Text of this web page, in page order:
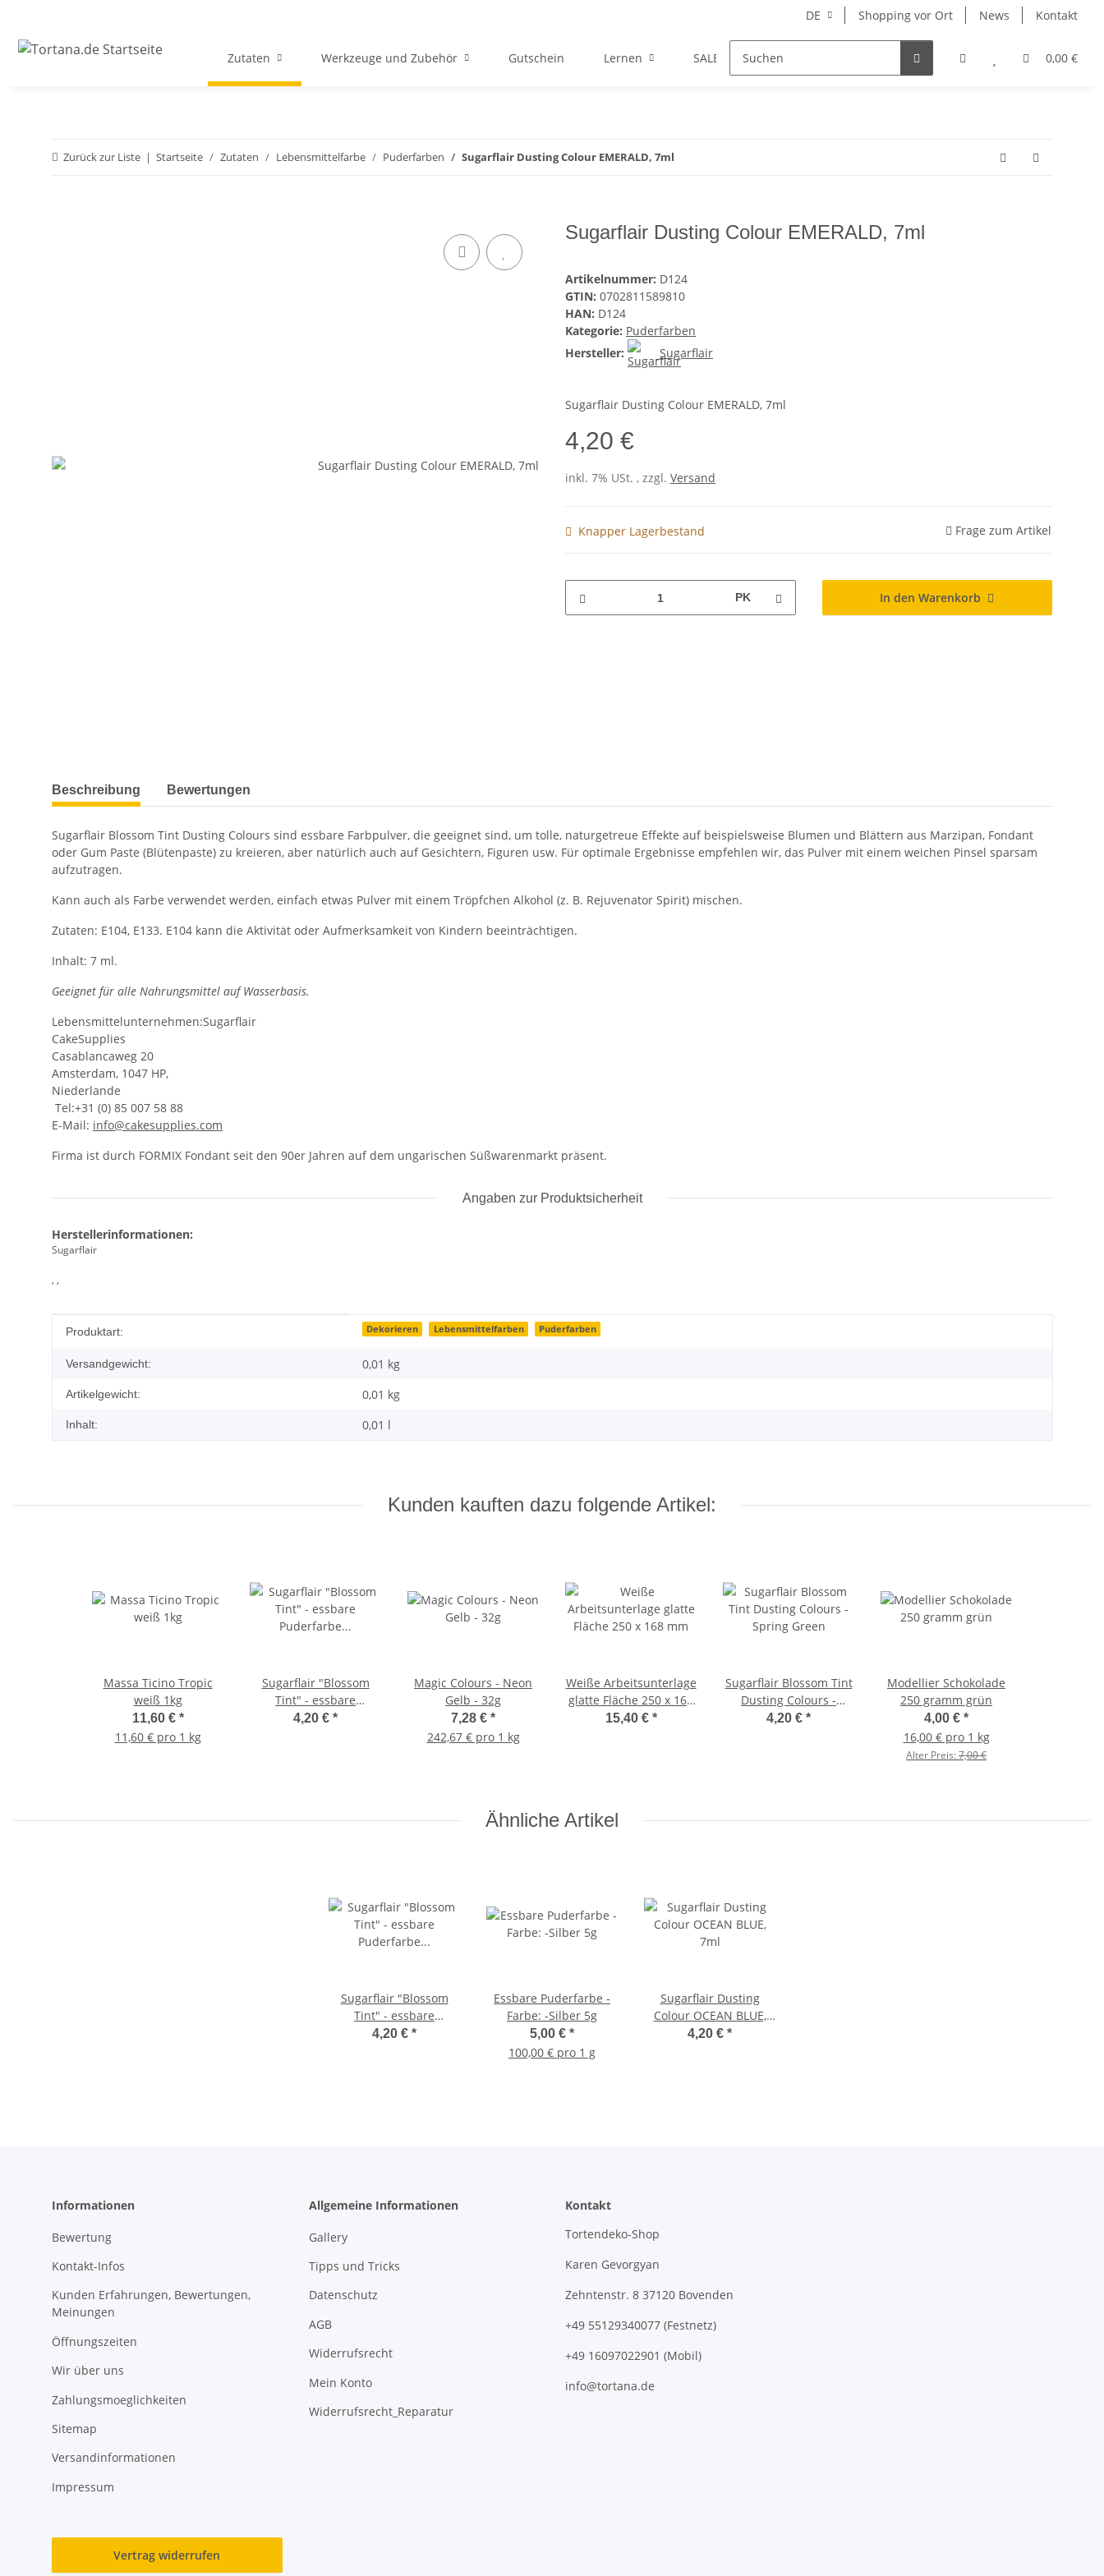
DE Shopping vor Ort News Kontakt
0,00 €
Zutaten Werkzeuge und Zubehör Gutschein Lernen SALE Hersteller
Zurück zur Liste Startseite Zutaten Lebensmittelfarbe Puderfarben Sugarflair Dusting Colour EMERALD, 7ml
Sugarflair Dusting Colour EMERALD, 7ml
Artikelnummer: D124
GTIN: 0702811589810
HAN: D124
Kategorie: Puderfarben
Hersteller:
Sugarflair
Sugarflair Dusting Colour EMERALD, 7ml
4,20 €
inkl. 7% USt. , zzgl. Versand
Knapper Lagerbestand Frage zum Artikel
PK In den Warenkorb
weitere Registerkarten anzeigen
Beschreibung Bewertungen
Sugarflair Blossom Tint Dusting Colours sind essbare Farbpulver, die geeignet sind, um tolle, naturgetreue Effekte auf beispielsweise Blumen und Blättern aus Marzipan, Fondant
oder Gum Paste (Blütenpaste) zu kreieren, aber natürlich auch auf Gesichtern, Figuren usw. Für optimale Ergebnisse empfehlen wir, das Pulver mit einem weichen Pinsel sparsam
aufzutragen.
Kann auch als Farbe verwendet werden, einfach etwas Pulver mit einem Tröpfchen Alkohol (z. B. Rejuvenator Spirit) mischen.
Zutaten: E104, E133. E104 kann die Aktivität oder Aufmerksamkeit von Kindern beeinträchtigen.
Inhalt: 7 ml.
Geeignet für alle Nahrungsmittel auf Wasserbasis.
Lebensmittelunternehmen:Sugarflair
CakeSupplies
Casablancaweg 20
Amsterdam, 1047 HP,
Niederlande
Tel:+31 (0) 85 007 58 88
E-Mail: info@cakesupplies.com
Firma ist durch FORMIX Fondant seit den 90er Jahren auf dem ungarischen Süßwarenmarkt präsent.
Angaben zur Produktsicherheit
Herstellerinformationen:
Sugarflair
, ,
Produkteigenschaft
Wert
Produktart: Dekorieren Lebensmittelfarben Puderfarben
Versandgewicht: 0,01 kg
Artikelgewicht: 0,01 kg
Inhalt: 0,01 l
Kunden kauften dazu folgende Artikel:
Massa Ticino Tropic
weiß 1kg
11,60 € *
11,60 € pro 1 kg
Sugarflair "Blossom
Tint" - essbare
Puderfarbe - Farbe:
4,20 € *
Magic Colours - Neon
Gelb - 32g
7,28 € *
242,67 € pro 1 kg
Weiße Arbeitsunterlage
glatte Fläche 250 x 168
mm
15,40 € *
Sugarflair Blossom Tint
Dusting Colours -
Spring Green
4,20 € *
Modellier Schokolade
250 gramm grün
4,00 € *
16,00 € pro 1 kg
Alter Preis:7,00 €
Ähnliche Artikel
Sugarflair "Blossom
Tint" - essbare
Puderfarbe - Farbe:
4,20 € *
Essbare Puderfarbe -
Farbe: -Silber 5g
5,00 € *
100,00 € pro 1 g
Sugarflair Dusting
Colour OCEAN BLUE,
7ml
4,20 € *
Informationen
Bewertung
Kontakt-Infos
Kunden Erfahrungen, Bewertungen,
Meinungen
Öffnungszeiten
Wir über uns
Zahlungsmoeglichkeiten
Sitemap
Versandinformationen
Impressum
Allgemeine Informationen
Gallery
Tipps und Tricks
Datenschutz
AGB
Widerrufsrecht
Mein Konto
Widerrufsrecht_Reparatur
Kontakt
Tortendeko-Shop
Karen Gevorgyan
Zehntenstr. 8 37120 Bovenden
+49 55129340077 (Festnetz)
+49 16097022901 (Mobil)
info@tortana.de
Vertrag widerrufen